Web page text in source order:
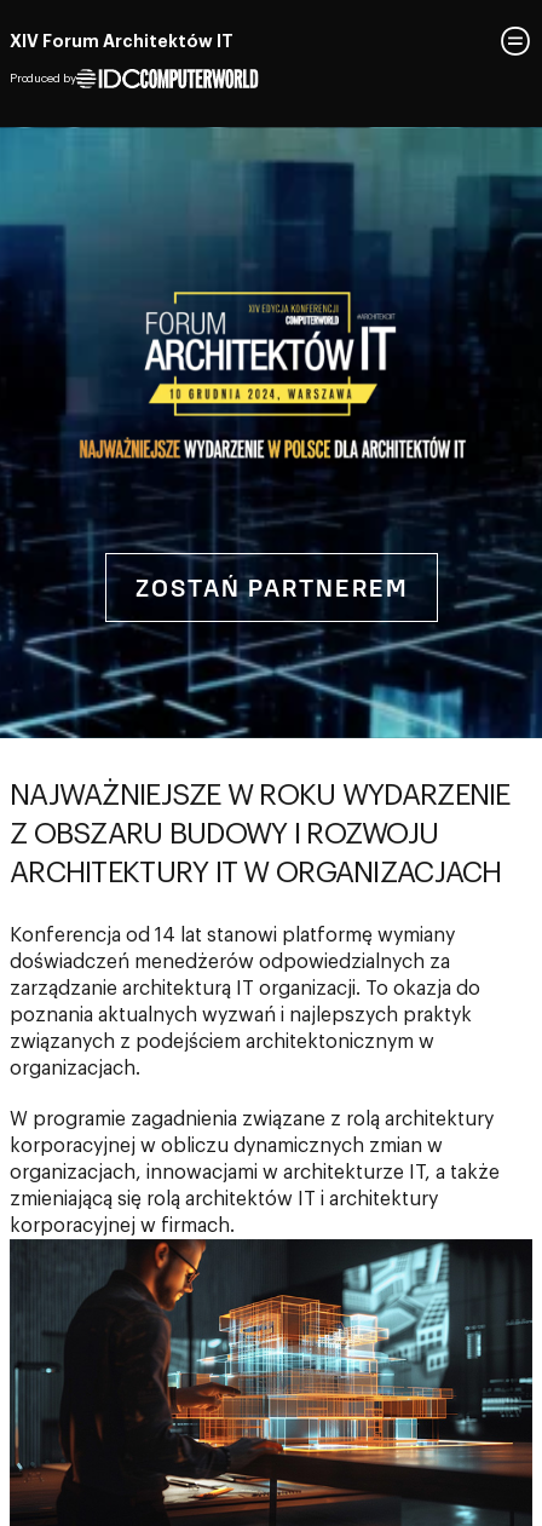
XIV Forum Architektów IT
Produced by
ZOSTAŃ PARTNEREM
NAJWAŻNIEJSZE W ROKU WYDARZENIE
Z OBSZARU BUDOWY I ROZWOJU
ARCHITEKTURY IT W ORGANIZACJACH
Konferencja od 14 lat stanowi platformę wymiany
doświadczeń menedżerów odpowiedzialnych za
zarządzanie architekturą IT organizacji. To okazja do
poznania aktualnych wyzwań i najlepszych praktyk
związanych z podejściem architektonicznym w
organizacjach.
W programie zagadnienia związane z rolą architektury
korporacyjnej w obliczu dynamicznych zmian w
organizacjach, innowacjami w architekturze IT, a także
zmieniającą się rolą architektów IT i architektury
korporacyjnej w firmach.